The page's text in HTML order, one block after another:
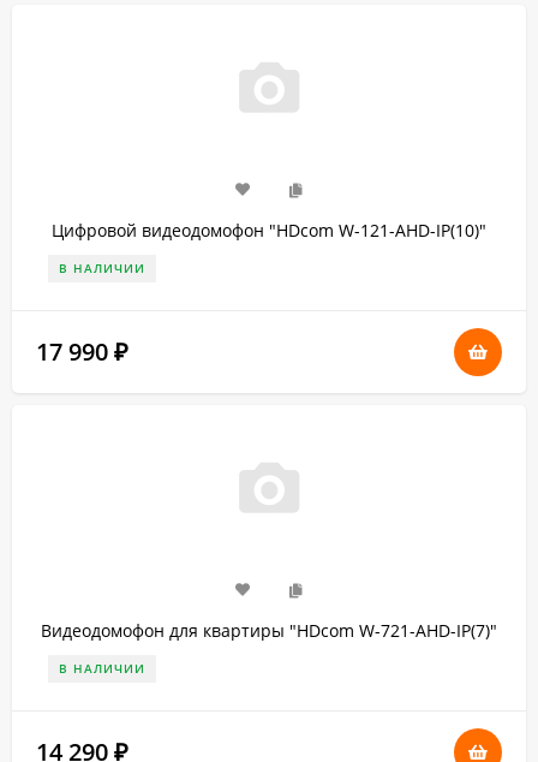
Цифровой видеодомофон "HDcom W-121-AHD-IP(10)"
В НАЛИЧИИ
17 990 ₽
Видеодомофон для квартиры "HDcom W-721-AHD-IP(7)"
В НАЛИЧИИ
14 290 ₽